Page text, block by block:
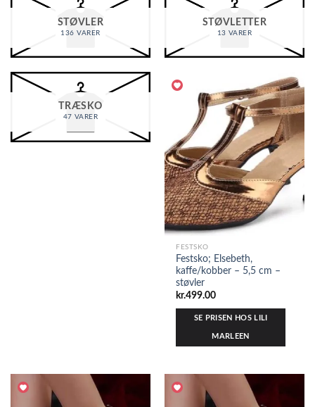
STØVLER
136 VARER
STØVLETTER
13 VARER
TRÆSKO
47 VARER
FESTSKO
Festsko; Elsebeth,
kaffe/kobber – 5,5 cm –
støvler
kr.499.00
SE PRISEN HOS LILI
MARLEEN